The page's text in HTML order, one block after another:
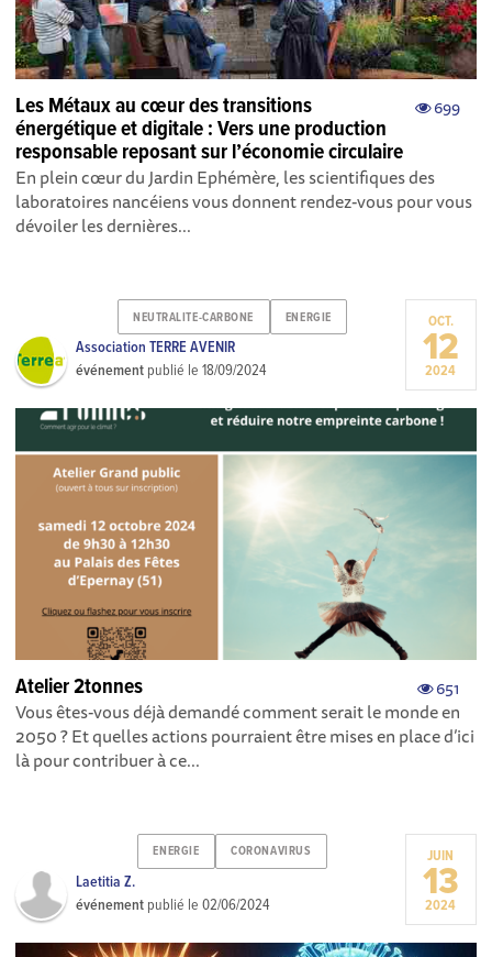
699
Les Métaux au cœur des transitions
énergétique et digitale : Vers une production
responsable reposant sur l’économie circulaire
En plein cœur du Jardin Ephémère, les scientifiques des
laboratoires nancéiens vous donnent rendez-vous pour vous
dévoiler les dernières...
NEUTRALITE-CARBONE ENERGIE
Association TERRE AVENIR
événement publié le18/09/2024
OCT.
12
2024
651
Atelier 2tonnes
Vous êtes-vous déjà demandé comment serait le monde en
2050 ? Et quelles actions pourraient être mises en place d’ici
là pour contribuer à ce...
ENERGIE CORONAVIRUS
Laetitia Z.
événement publié le02/06/2024
JUIN
13
2024